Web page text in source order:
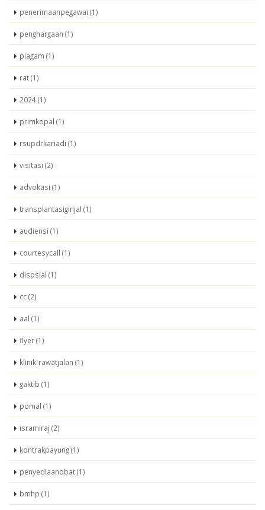
penerimaanpegawai (1)
penghargaan (1)
piagam (1)
rat (1)
2024 (1)
primkopal (1)
rsupdrkariadi (1)
visitasi (2)
advokasi (1)
transplantasiginjal (1)
audiensi (1)
courtesycall (1)
dispsial (1)
cc (2)
aal (1)
flyer (1)
klinik-rawatjalan (1)
gaktib (1)
pomal (1)
isramiraj (2)
kontrakpayung (1)
penyediaanobat (1)
bmhp (1)